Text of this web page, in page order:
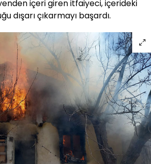
içeri giren itfaiyeci, içerideki
dışarı çıkarmayı başardı.